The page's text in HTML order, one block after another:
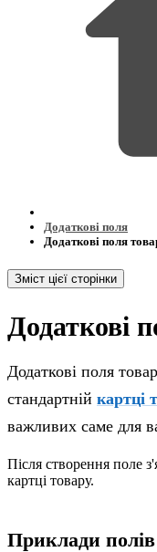
Додаткові поля
Додаткові поля
Зміст цієї сторінки
Додаткові
Додаткові поля
стандартній картці
важливих саме для
Після створення поле
картці товару.
Приклади полів